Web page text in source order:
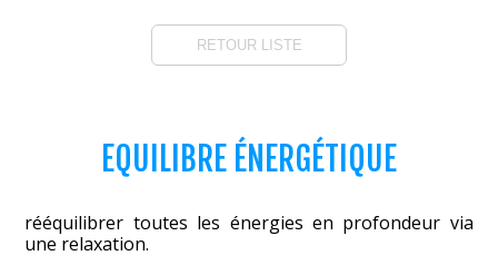
RETOUR LISTE
EQUILIBRE ÉNERGÉTIQUE
rééquilibrer toutes les énergies en profondeur via
une relaxation.